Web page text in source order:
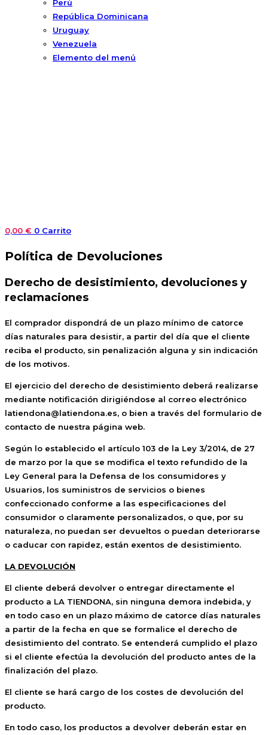
Perú
República Dominicana
Uruguay
Venezuela
Elemento del menú
0,00 € 0 Carrito
Política de Devoluciones
Derecho de desistimiento, devoluciones y
reclamaciones
El comprador dispondrá de un plazo mínimo de catorce
días naturales para desistir, a partir del día que el cliente
reciba el producto, sin penalización alguna y sin indicación
de los motivos.
El ejercicio del derecho de desistimiento deberá realizarse
mediante notificación dirigiéndose al correo electrónico
latiendona@latiendona.es, o bien a través del formulario de
contacto de nuestra página web.
Según lo establecido el artículo 103 de la Ley 3/2014, de 27
de marzo por la que se modifica el texto refundido de la
Ley General para la Defensa de los consumidores y
Usuarios, los suministros de servicios o bienes
confeccionado conforme a las especificaciones del
consumidor o claramente personalizados, o que, por su
naturaleza, no puedan ser devueltos o puedan deteriorarse
o caducar con rapidez, están exentos de desistimiento.
LA DEVOLUCIÓN
El cliente deberá devolver o entregar directamente el
producto a LA TIENDONA, sin ninguna demora indebida, y
en todo caso en un plazo máximo de catorce días naturales
a partir de la fecha en que se formalice el derecho de
desistimiento del contrato. Se entenderá cumplido el plazo
si el cliente efectúa la devolución del producto antes de la
finalización del plazo.
El cliente se hará cargo de los costes de devolución del
producto.
En todo caso, los productos a devolver deberán estar en